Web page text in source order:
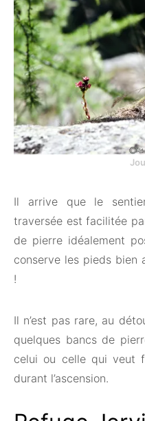
Il arrive que le
traversée est facilitée
de pierre idéalement
conserve les pieds bien
!
Il n’est pas rare, au
quelques bancs de
celui ou celle qui veut
durant l’ascension.